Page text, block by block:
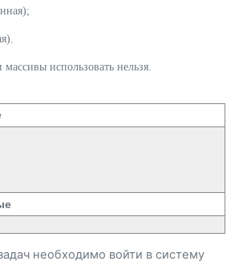
использовать нельзя.
необходимо войти в систему